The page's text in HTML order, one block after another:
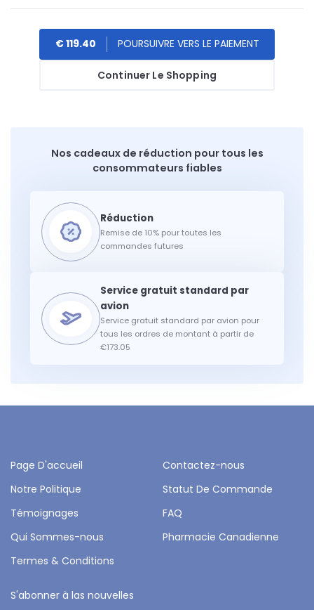
Continuer Le Shopping
€ 119.40
Nos cadeaux de réduction pour tous les
consommateurs fiables
Remise de 10% pour toutes les
commandes futures
Service gratuit standard par avion pour
tous les ordres de montant à partir de
€173.05
Page D'accueil
Contactez-nous
Notre Politique
Statut De Commande
Témoignages
FAQ
Qui Sommes-nous
Pharmacie Canadienne
Termes & Conditions
S'abonner à las nouvelles